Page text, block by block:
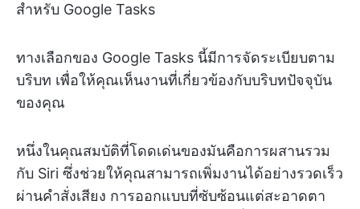
สำหรับ Google Tasks
ทางเลือกของ Google Tasks นี้มีการจัดระเบียบตาม
บริบท เพื่อให้คุณเห็นงานที่เกี่ยวข้องกับบริบทปัจจุบัน
ของคุณ
หนึ่งในคุณสมบัติที่โดดเด่นของมันคือการผสานรวม
กับ Siri ซึ่งช่วยให้คุณสามารถเพิ่มงานได้อย่างรวดเร็ว
ผ่านคำสั่งเสียง การออกแบบที่ซับซ้อนแต่สะอาดตา